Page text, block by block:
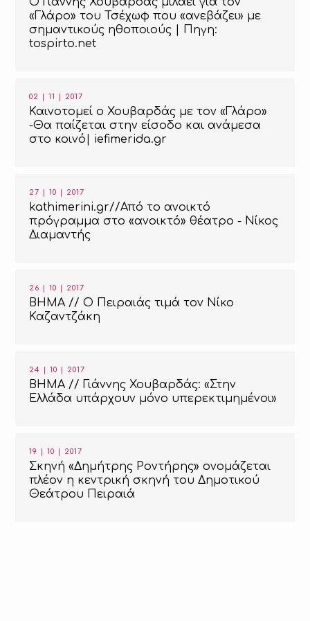
«Γλάρο» του Τσέχωφ που «ανεβάζει» με
σημαντικούς ηθοποιούς | Πηγη:
tospirto.net
02 | 11 | 2017
Καινοτομεί ο Χουβαρδάς με τον «Γλάρο»
-Θα παίζεται στην είσοδο και ανάμεσα
στο κοινό| iefimerida.gr
27 | 10 | 2017
kathimerini.gr//Από το ανοικτό
πρόγραμμα στο «ανοικτό» θέατρο - Νίκος
Διαμαντής
26 | 10 | 2017
ΒΗΜΑ // Ο Πειραιάς τιμά τον Νίκο
Καζαντζάκη
24 | 10 | 2017
ΒΗΜΑ // Γιάννης Χουβαρδάς: «Στην
Ελλάδα υπάρχουν μόνο υπερεκτιμημένοι»
19 | 10 | 2017
Σκηνή «Δημήτρης Ροντήρης» ονομάζεται
πλέον η κεντρική σκηνή του Δημοτικού
Θεάτρου Πειραιά